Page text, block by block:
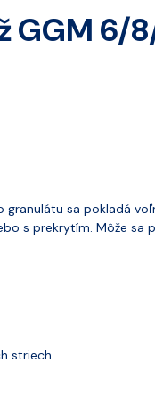
GGM 6/
granulátu sa pokladá
s prekrytím. Môže sa
striech.